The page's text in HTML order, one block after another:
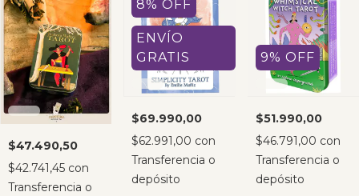
$47.490,50
$42.741,45 con
Transferencia o
8%OFF
ENVÍO
GRATIS
$69.990,00
$62.991,00 con
Transferencia o
depósito
9% OFF
$51.990,00
$46.791,00 con
Transferencia o
depósito